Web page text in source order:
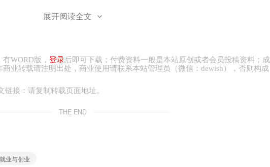
生劳动争议时，小刘可以直接向保安公司所在地人民法院起诉。 （ × ）
作出自愿放弃缴纳社保且后果自负的承诺有效。 （ × ）
强制建立社会保险基金，对参加劳动关系的劳动者在丧失劳动能力或失业
关系，应当订立书面劳动合同。
展开阅读全文
有WORD版， 登录后即可下载；付费资料一般是本站原创或者会员投稿资料；成
业转载请注明出处，商业使用请联系本站管理员（微信： dewish ），否则构成
链接：请复制转载页面地址。
THE END
业与创业